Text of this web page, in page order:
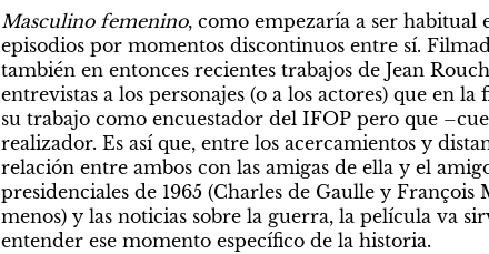
Masculino femenino, como empezaría a ser habitual
episodios por momentos discontinuos entre sí.
también en entonces recientes trabajos de Jean
entrevistas a los personajes (o a los actores) que en
su trabajo como encuestador del IFOP pero que
realizador. Es así que, entre los acercamientos y
relación entre ambos con las amigas de ella y el
presidenciales de 1965 (Charles de Gaulle y
menos) y las noticias sobre la guerra, la película va
entender ese momento específico de la historia.